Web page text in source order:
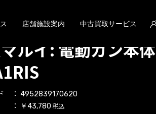
店舗施設案内 中古買取サービス
ルイ: 電動ガン本体
4952839170620
￥43,780 税込